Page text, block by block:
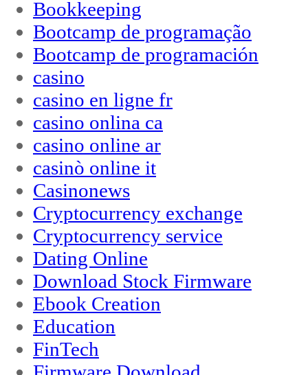
Bookkeeping
Bootcamp de programação
Bootcamp de programación
casino
casino en ligne fr
casino onlina ca
casino online ar
casinò online it
Casinonews
Cryptocurrency exchange
Cryptocurrency service
Dating Online
Download Stock Firmware
Ebook Creation
Education
FinTech